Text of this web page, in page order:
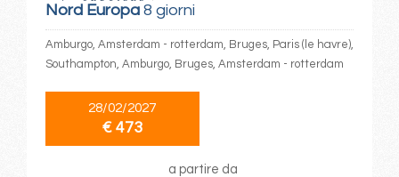
Nord Europa8 giorni
Amburgo, Amsterdam - rotterdam, Bruges, Paris (le havre),
Southampton, Amburgo, Bruges, Amsterdam - rotterdam
28/02/2027
€ 473
a partire da